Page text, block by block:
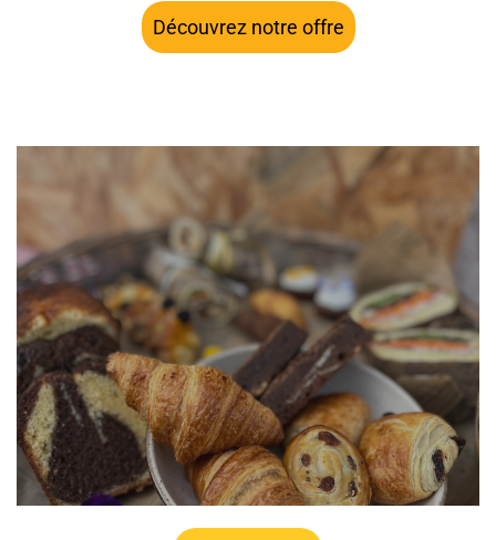
Découvrez notre offre
à partir de 6€ HT par personne, installation et petit
matériel jetable inclus